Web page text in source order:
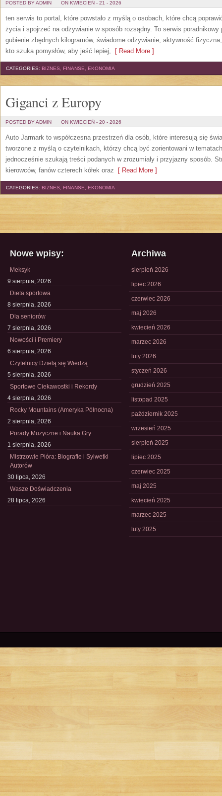
POSTED BY ADMIN ON KWIECIEŃ - 21 - 2026
ten serwis to portal, które powstało z myślą o osobach, które chcą
życia i spojrzeć na odżywianie w sposób rozsądny. To serwis
gubienie zbędnych kilogramów, świadome odżywianie, aktywność
kto szuka pomysłów, aby jeść lepiej, [ Read More ]
CATEGORIES: BIZNES, FINANSE, EKONOMIA
Giganci z Europy
POSTED BY ADMIN ON KWIECIEŃ - 20 - 2026
Auto Jarmark to współczesna przestrzeń dla osób, które interesują się
tworzone z myślą o czytelnikach, którzy chcą być zorientowani w
jednocześnie szukają treści podanych w zrozumiały i przyjazny sposób.
kierowców, fanów czterech kółek oraz [ Read More ]
CATEGORIES: BIZNES, FINANSE, EKONOMIA
Nowe wpisy:
Meksyk
9 sierpnia, 2026
Dieta sportowa
8 sierpnia, 2026
Dla seniorów
7 sierpnia, 2026
Nowości i Premiery
6 sierpnia, 2026
Czytelnicy Dzielą się Wiedzą
5 sierpnia, 2026
Sportowe Ciekawostki i Rekordy
4 sierpnia, 2026
Rocky Mountains (Ameryka Północna)
2 sierpnia, 2026
Porady Muzyczne i Nauka Gry
1 sierpnia, 2026
Mistrzowie Pióra: Biografie i Sylwetki
Autorów
30 lipca, 2026
Wasze Doświadczenia
28 lipca, 2026
Archiwa
sierpień 2026
lipiec 2026
czerwiec 2026
maj 2026
kwiecień 2026
marzec 2026
luty 2026
styczeń 2026
grudzień 2025
listopad 2025
październik 2025
wrzesień 2025
sierpień 2025
lipiec 2025
czerwiec 2025
maj 2025
kwiecień 2025
marzec 2025
luty 2025